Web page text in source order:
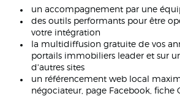
un accompagnement par une
des outils performants pour être
votre intégration
la multidiffusion gratuite de vos
portails immobiliers leader et sur
d'autres sites
un référencement web local
négociateur, page Facebook, fiche